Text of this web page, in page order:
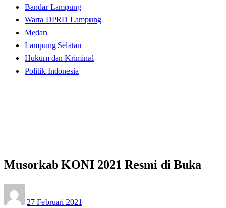
Bandar Lampung
Warta DPRD Lampung
Medan
Lampung Selatan
Hukum dan Kriminal
Politik Indonesia
Musorkab KONI 2021 Resmi di Buka
on
27 Februari 2021